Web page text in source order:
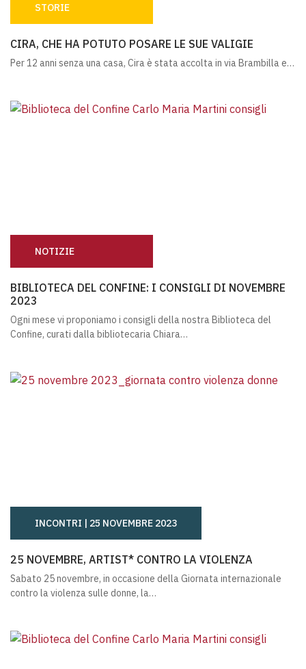
STORIE
CIRA, CHE HA POTUTO POSARE LE SUE VALIGIE
Per 12 anni senza una casa, Cira è stata accolta in via Brambilla e…
NOTIZIE
BIBLIOTECA DEL CONFINE: I CONSIGLI DI NOVEMBRE
2023
Ogni mese vi proponiamo i consigli della nostra Biblioteca del
Confine, curati dalla bibliotecaria Chiara…
INCONTRI | 25 NOVEMBRE 2023
25 NOVEMBRE, ARTIST* CONTRO LA VIOLENZA
Sabato 25 novembre, in occasione della Giornata internazionale
contro la violenza sulle donne, la…